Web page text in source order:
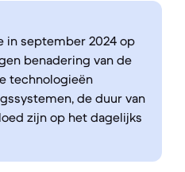
in september 2024 op
benadering van de
technologieën
de duur van
zijn op het dagelijks